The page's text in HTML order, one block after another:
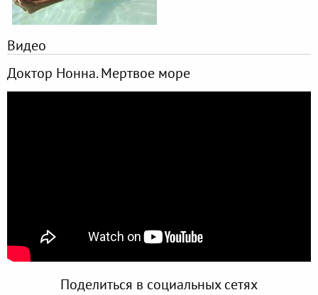
Видео
Доктор Нонна. Мертвое море
Поделиться в социальных сетях